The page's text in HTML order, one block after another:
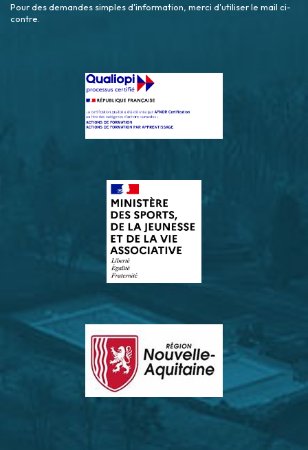
Pour des demandes simples d'information, merci d'utiliser le mail ci-
contre.